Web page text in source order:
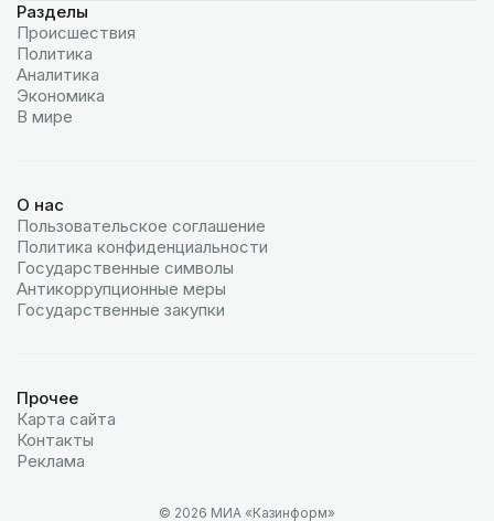
Разделы
Происшествия
Политика
Аналитика
Экономика
В мире
О нас
Пользовательское соглашение
Политика конфиденциальности
Государственные символы
Антикоррупционные меры
Государственные закупки
Прочее
Карта сайта
Контакты
Реклама
© 2026 МИА «Казинформ»